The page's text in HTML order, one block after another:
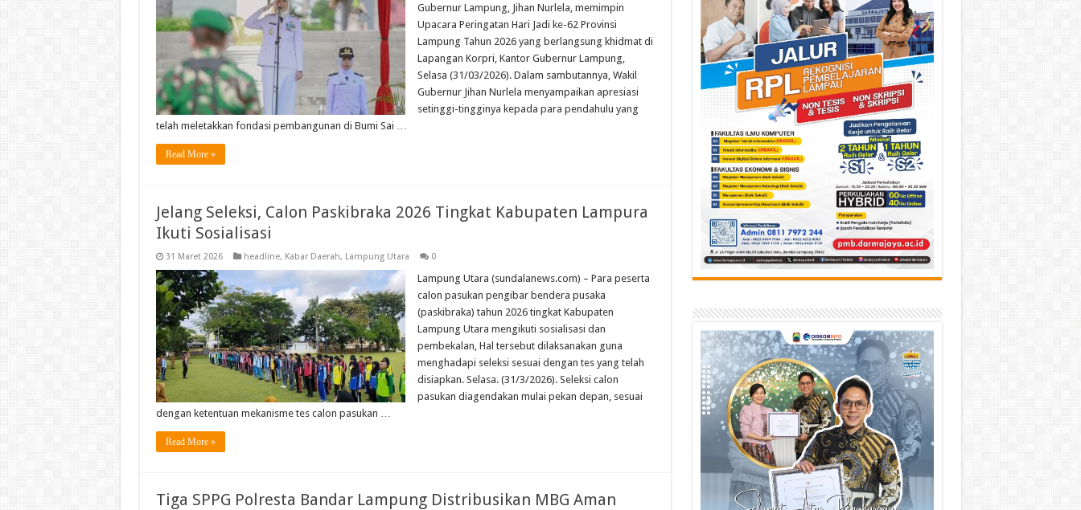
Gubernur Lampung, Jihan Nurlela, memimpin
Upacara Peringatan Hari Jadi ke-62 Provinsi
Lampung Tahun 2026 yang berlangsung khidmat di
Lapangan Korpri, Kantor Gubernur Lampung,
Selasa (31/03/2026). Dalam sambutannya, Wakil
Gubernur Jihan Nurlela menyampaikan apresiasi
setinggi-tingginya kepada para pendahulu yang
telah meletakkan fondasi pembangunan di Bumi Sai …
Read More »
Jelang Seleksi, Calon Paskibraka 2026 Tingkat Kabupaten Lampura
Ikuti Sosialisasi
31 Maret 2026 headline, Kabar Daerah, Lampung Utara 0
Lampung Utara (sundalanews.com) – Para peserta
calon pasukan pengibar bendera pusaka
(paskibraka) tahun 2026 tingkat Kabupaten
Lampung Utara mengikuti sosialisasi dan
pembekalan, Hal tersebut dilaksanakan guna
menghadapi seleksi sesuai dengan tes yang telah
disiapkan. Selasa. (31/3/2026). Seleksi calon
pasukan diagendakan mulai pekan depan, sesuai
dengan ketentuan mekanisme tes calon pasukan …
Read More »
Tiga SPPG Polresta Bandar Lampung Distribusikan MBG Aman